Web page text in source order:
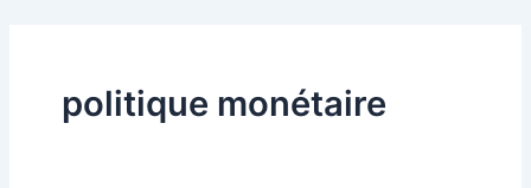
politique monétaire